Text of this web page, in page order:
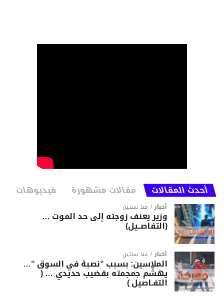
أحدث المقالات مقالات مشهورة فيديوهات
أخبار منذ سنتين
وزير يعنف زوجته إلى حد الموت …
(التفاصــيل)
أخبار منذ سنتين
الملاسين: بسبب “نصبة في السوق “…
يهشّم جمجمته بقضيب حديدي … (
التفـاصيل )